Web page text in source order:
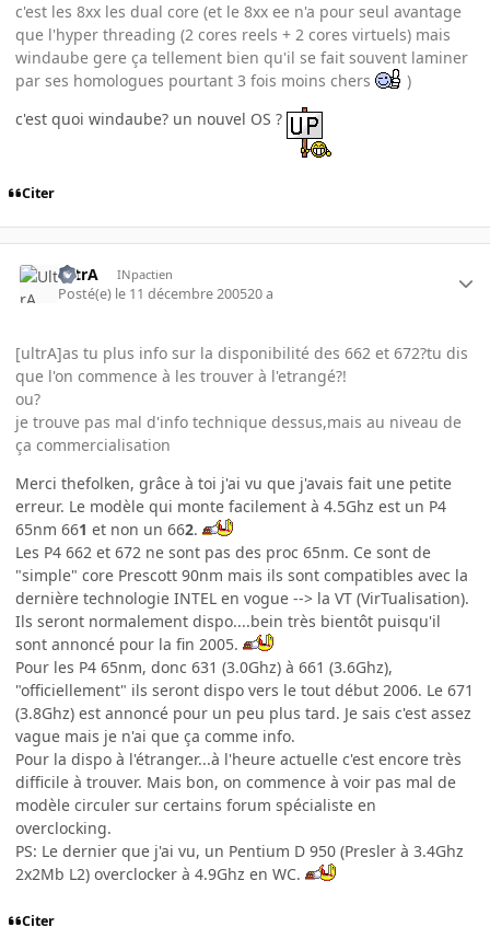
c'est les 8xx les dual core (et le 8xx ee n'a pour seul avantage
que l'hyper threading (2 cores reels + 2 cores virtuels) mais
windaube gere ça tellement bien qu'il se fait souvent laminer
par ses homologues pourtant 3 fois moins chers
)
c'est quoi windaube? un nouvel OS ?
Citer
UltrA INpactien
Posté(e) le 11 décembre 200520 a
[ultrA]as tu plus info sur la disponibilité des 662 et 672?tu dis
que l'on commence à les trouver à l'etrangé?!
ou?
je trouve pas mal d'info technique dessus,mais au niveau de
ça commercialisation
Merci thefolken, grâce à toi j'ai vu que j'avais fait une petite
erreur. Le modèle qui monte facilement à 4.5Ghz est un P4
65nm 661 et non un 662.
Les P4 662 et 672 ne sont pas des proc 65nm. Ce sont de
"simple" core Prescott 90nm mais ils sont compatibles avec la
dernière technologie INTEL en vogue --> la VT (VirTualisation).
Ils seront normalement dispo....bein très bientôt puisqu'il
sont annoncé pour la fin 2005.
Pour les P4 65nm, donc 631 (3.0Ghz) à 661 (3.6Ghz),
"officiellement" ils seront dispo vers le tout début 2006. Le 671
(3.8Ghz) est annoncé pour un peu plus tard. Je sais c'est assez
vague mais je n'ai que ça comme info.
Pour la dispo à l'étranger...à l'heure actuelle c'est encore très
difficile à trouver. Mais bon, on commence à voir pas mal de
modèle circuler sur certains forum spécialiste en
overclocking.
PS: Le dernier que j'ai vu, un Pentium D 950 (Presler à 3.4Ghz
2x2Mb L2) overclocker à 4.9Ghz en WC.
Citer